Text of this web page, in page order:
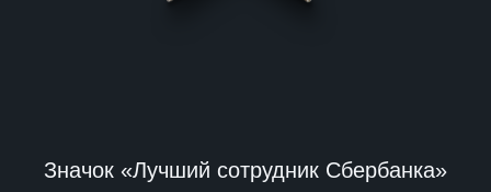
Значок «Лучший сотрудник Сбербанка»